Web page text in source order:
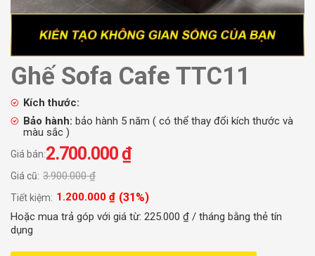
Ghế Sofa Cafe TTC11
Kích thước:
Bảo hành: bảo hành 5 năm ( có thể thay đổi kích thước và
màu sắc )
Giá bán:2.700.000₫
Giá cũ: 3.900.000₫
Tiết kiệm: 1.200.000 ₫ (31%)
Hoặc mua trả góp với giá từ: 225.000 ₫ / tháng bằng thẻ tín
dụng